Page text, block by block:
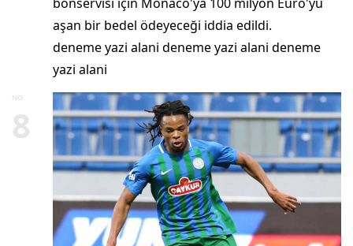
aşan bir bedel ödeyeceği iddia edildi.
deneme yazi alani deneme yazi alani deneme
yazi alani
NO
8